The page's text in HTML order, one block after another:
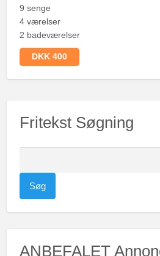
9 senge
4 værelser
2 badeværelser
DKK 400
Fritekst Søgning
ø
e
e
ANBEFALET